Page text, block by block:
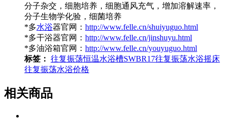
分子杂交，细胞培养，细胞通风充气，增加溶解速率，
分子生物学化验，细菌培养
*多水浴器官网： http://www.felle.cn/shuiyuguo.html
*多干浴器官网： http://www.felle.cn/jinshuyu.html
*多油浴箱官网： http://www.felle.cn/youyuguo.html
标签： 往复振荡恒温水浴槽SWBR17往复振荡水浴摇床
往复振荡水浴价格
相关商品